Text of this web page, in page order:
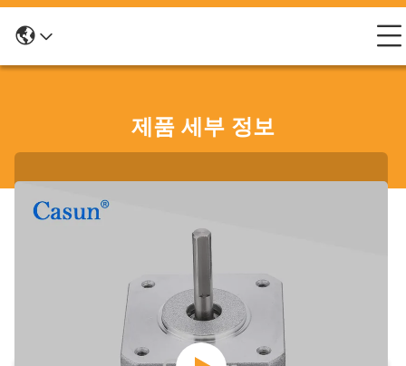
제품 세부 정보